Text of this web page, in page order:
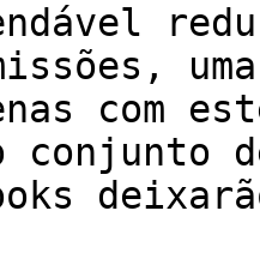
com
conjunto